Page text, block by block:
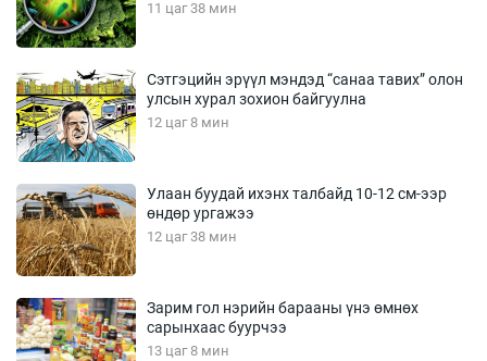
11 цаг 38 мин
Сэтгэцийн эрүүл мэндэд “санаа тавих” олон
улсын хурал зохион байгуулна
12 цаг 8 мин
Улаан буудай ихэнх талбайд 10-12 см-ээр
өндөр ургажээ
12 цаг 38 мин
Зарим гол нэрийн барааны үнэ өмнөх
сарынхаас буурчээ
13 цаг 8 мин